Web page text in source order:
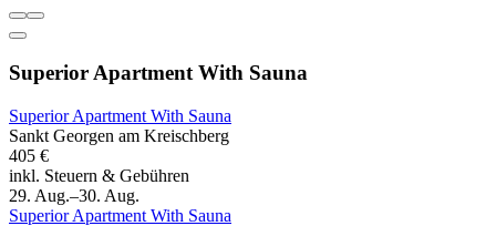
Superior Apartment With Sauna
Superior Apartment With Sauna
Sankt Georgen am Kreischberg
405 €
inkl. Steuern & Gebühren
29. Aug.–30. Aug.
Superior Apartment With Sauna